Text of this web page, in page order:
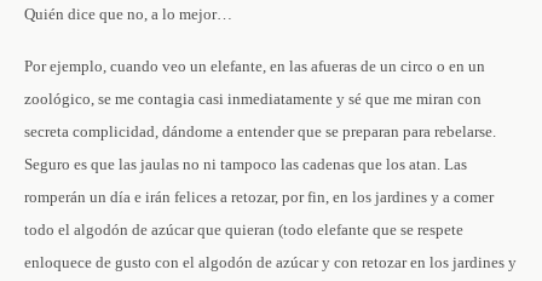
Quién dice que no, a lo mejor…
Por ejemplo, cuando veo un elefante, en las afueras de un circo o en un
zoológico, se me contagia casi inmediatamente y sé que me miran con
secreta complicidad, dándome a entender que se preparan para rebelarse.
Seguro es que las jaulas no ni tampoco las cadenas que los atan. Las
romperán un día e irán felices a retozar, por fin, en los jardines y a comer
todo el algodón de azúcar que quieran (todo elefante que se respete
enloquece de gusto con el algodón de azúcar y con retozar en los jardines y